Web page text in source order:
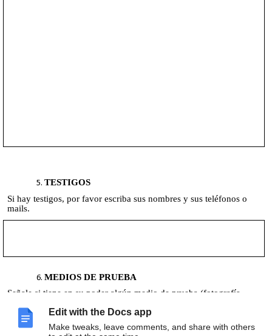
Edit with the Docs app
Make tweaks, leave comments, and share with others
TESTIGOS
Si hay testigos, por favor escriba sus nombres y sus teléfonos o
mails.
MEDIOS DE PRUEBA
Señale si tiene en su poder algún medio de prueba (fotografía,
electrónico.